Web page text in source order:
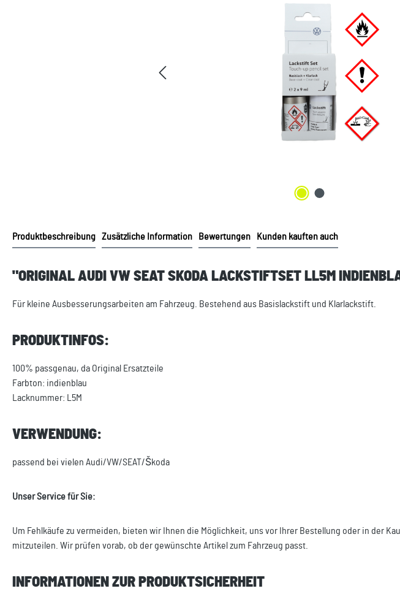
Produktbeschreibung Zusätzliche Information Bewertungen Kunden kauften auch
"ORIGINAL AUDI VW SEAT SKODA LACKSTIFTSET LL5M
Für kleine Ausbesserungsarbeiten am Fahrzeug. Bestehend aus Basislackstift und Klarlackstift.
PRODUKTINFOS:
100% passgenau, da Original Ersatzteile
Farbton: indienblau
Lacknummer: L5M
VERWENDUNG:
passend bei vielen Audi/VW/SEAT/Škoda
Unser Service für Sie:
Um Fehlkäufe zu vermeiden, bieten wir Ihnen die Möglichkeit, uns vor Ihrer Bestellung oder in der
mitzuteilen. Wir prüfen vorab, ob der gewünschte Artikel zum Fahrzeug passt.
INFORMATIONEN ZUR PRODUKTSICHERHEIT